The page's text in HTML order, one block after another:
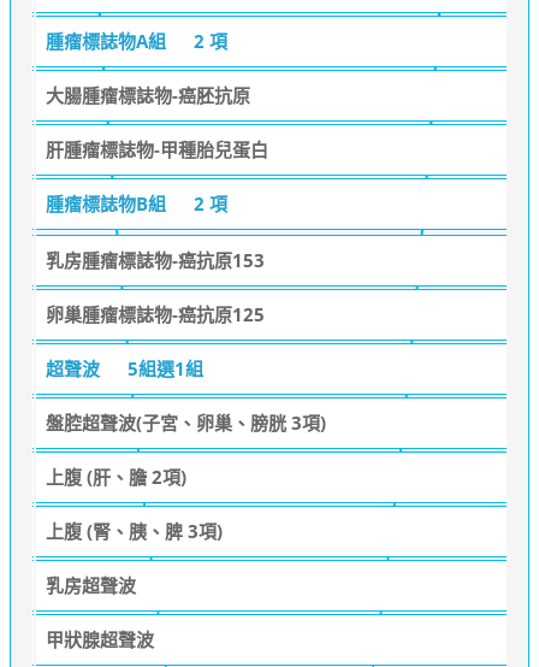
腫瘤標誌物A組 2 項
大腸腫瘤標誌物-癌胚抗原
肝腫瘤標誌物-甲種胎兒蛋白
腫瘤標誌物B組 2 項
乳房腫瘤標誌物-癌抗原153
卵巢腫瘤標誌物-癌抗原125
超聲波 5組選1組
盤腔超聲波(子宮、卵巢、膀胱 3項)
上腹 (肝、膽 2項)
上腹 (腎、胰、脾 3項)
乳房超聲波
甲狀腺超聲波